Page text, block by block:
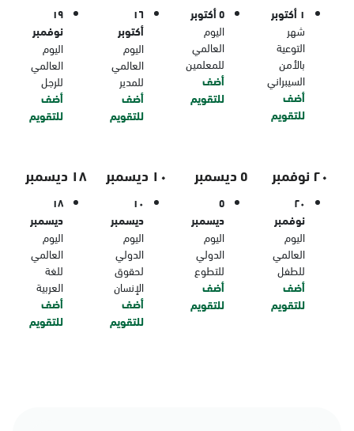
١ أكتوبر
شهر
التوعية
بالأمن
السيبراني
أضف
للتقويم
٥ أكتوبر
اليوم
العالمي
للمعلمين
أضف
للتقويم
١٦
أكتوبر
اليوم
العالمي
للمدير
أضف
للتقويم
١٩
نوفمبر
اليوم
العالمي
للرجل
أضف
للتقويم
٢٠ نوفمبر
٢٠
نوفمبر
اليوم
العالمي
للطفل
أضف
للتقويم
٥ ديسمبر
٥
ديسمبر
اليوم
الدولي
للتطوع
أضف
للتقويم
١٠ ديسمبر
١٠
ديسمبر
اليوم
الدولي
لحقوق
الإنسان
أضف
للتقويم
١٨ ديسمبر
١٨
ديسمبر
اليوم
العالمي
للغة
العربية
أضف
للتقويم